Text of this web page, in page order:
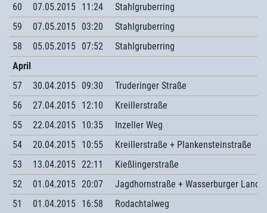
60 07.05.2015 11:24
Stahlgruberring
59
07.05.2015 03:20
Stahlgruberring
58
05.05.2015 07:52
Stahlgruberring
April
57
30.04.2015 09:30
Truderinger Straße
56
27.04.2015 12:10
Kreillerstraße
55
22.04.2015 10:35
Inzeller Weg
54
20.04.2015 10:55
Kreillerstraße + Plankensteinstraße
53
13.04.2015 22:11
Kießlingerstraße
52
01.04.2015 20:07
Jagdhornstraße + Wasserburger
51
01.04.2015 16:58
Rodachtalweg